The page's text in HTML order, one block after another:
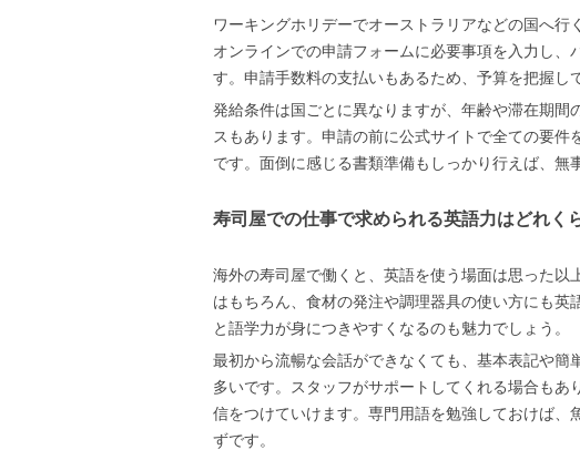
ワーキングホリデーでオーストラリアなどの国へ行
オンラインでの申請フォームに必要事項を入力し
す。申請手数料の支払いもあるため、予算を把握し
発給条件は国ごとに異なりますが、年齢や滞在期
スもあります。申請の前に公式サイトで全ての要
です。面倒に感じる書類準備もしっかり行えば、無
寿司屋での仕事で求められる英語力はどれく
海外の寿司屋で働くと、英語を使う場面は思った
はもちろん、食材の発注や調理器具の使い方にも
と語学力が身につきやすくなるのも魅力でしょう。
最初から流暢な会話ができなくても、基本表記や
多いです。スタッフがサポートしてくれる場合も
信をつけていけます。専門用語を勉強しておけば
ずです。